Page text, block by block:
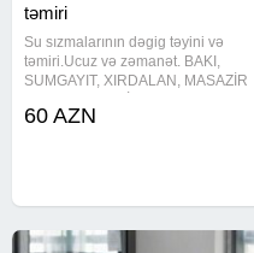
təmiri
Su sızmalarının dəgig təyini və
təmiri.Ucuz və zəmanət. BAKI,
SUMGAYIT, XIRDALAN, MASAZİR
DİNLƏMƏ CİHAZI İLƏ SU
60 AZN